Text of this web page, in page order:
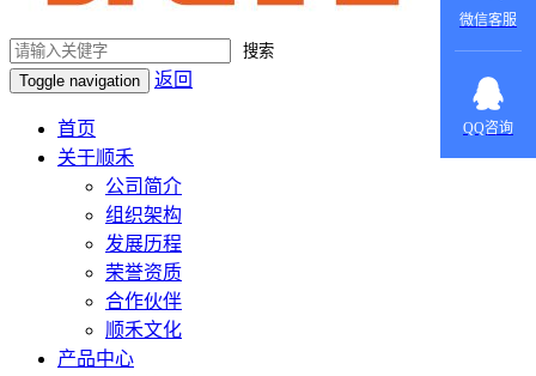
搜索
Toggle navigation
返回
首页
关于顺禾
公司简介
组织架构
发展历程
荣誉资质
合作伙伴
顺禾文化
产品中心
微信客服
QQ咨询
在线咨
询：
420022879
在线咨